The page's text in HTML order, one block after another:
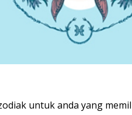
untuk anda yang